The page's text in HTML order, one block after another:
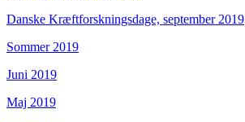
Danske Kræftforskningsdage, september 2019
Sommer 2019
Juni 2019
Maj 2019